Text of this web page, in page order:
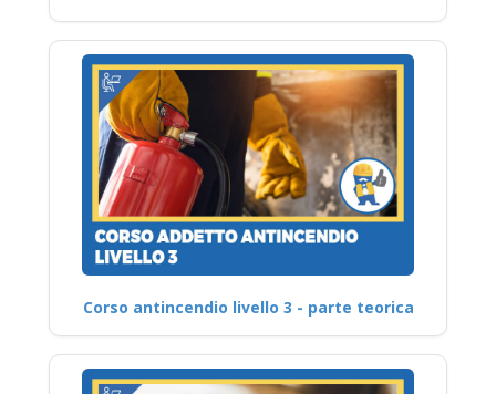
Corso antincendio livello 3 - parte teorica